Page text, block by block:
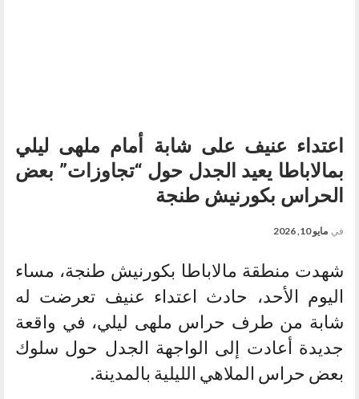
اعتداء عنيف على شابة أمام ملهى ليلي
بمالاباطا يعيد الجدل حول “تجاوزات” بعض
الحراس بكورنيش طنجة
في مايو 10, 2026
شهدت منطقة مالاباطا بكورنيش طنجة، مساء
اليوم الأحد، حادث اعتداء عنيف تعرضت له
شابة من طرف حراس ملهى ليلي، في واقعة
جديدة أعادت إلى الواجهة الجدل حول سلوك
بعض حراس الملاهي الليلية بالمدينة.